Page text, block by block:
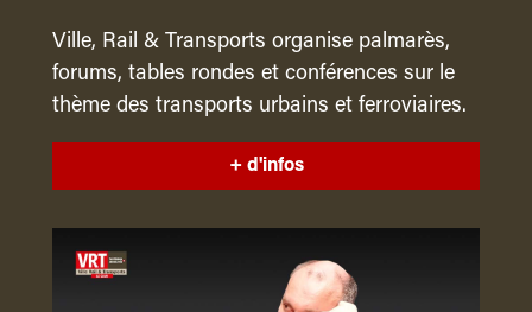
Ville, Rail & Transports organise palmarès,
forums, tables rondes et conférences sur le
thème des transports urbains et ferroviaires.
+ d'infos